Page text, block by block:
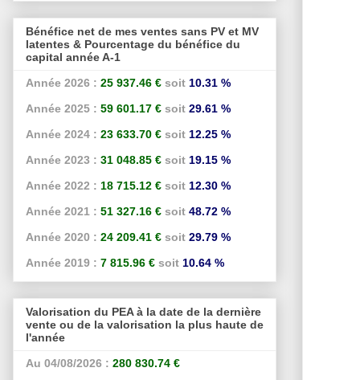
Bénéfice net de mes ventes sans PV et MV
latentes & Pourcentage du bénéfice du
capital année A-1
Année 2026 : 25 937.46 € soit 10.31 %
Année 2025 : 59 601.17 € soit 29.61 %
Année 2024 : 23 633.70 € soit 12.25 %
Année 2023 : 31 048.85 € soit 19.15 %
Année 2022 : 18 715.12 € soit 12.30 %
Année 2021 : 51 327.16 € soit 48.72 %
Année 2020 : 24 209.41 € soit 29.79 %
Année 2019 : 7 815.96 € soit 10.64 %
Valorisation du PEA à la date de la dernière
vente ou de la valorisation la plus haute de
l'année
Au 04/08/2026 : 280 830.74 €